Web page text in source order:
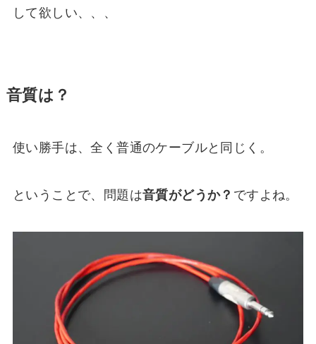
して欲しい、、、
音質は？
使い勝手は、全く普通のケーブルと同じく。
ということで、問題は音質がどうか？ ですよね。